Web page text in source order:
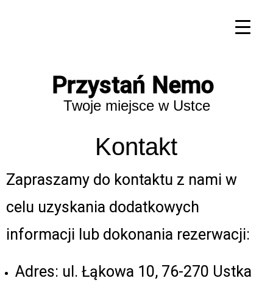
Przystań Nemo
Twoje miejsce w Ustce
Kontakt
Zapraszamy do kontaktu z nami w
celu uzyskania dodatkowych
informacji lub dokonania rezerwacji:
Adres: ul. Łąkowa 10, 76-270 Ustka